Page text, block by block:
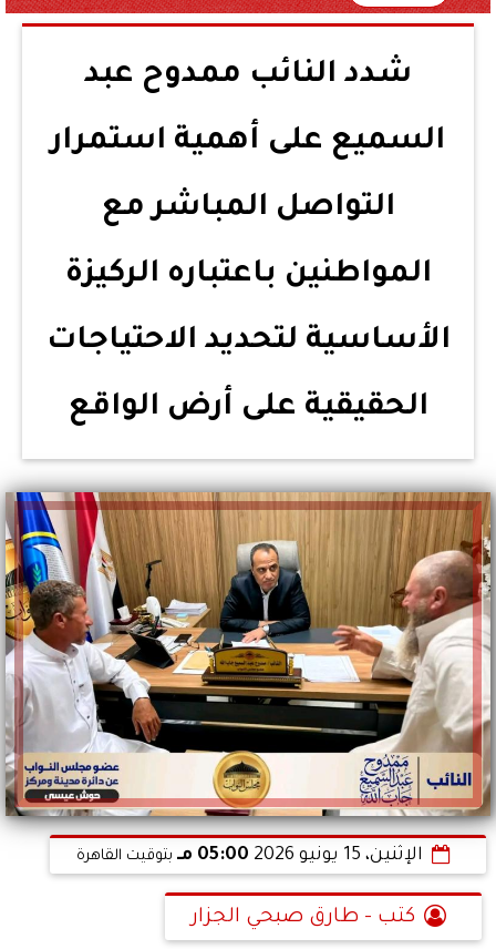
شدد النائب ممدوح عبد
السميع على أهمية استمرار
التواصل المباشر مع
المواطنين باعتباره الركيزة
الأساسية لتحديد الاحتياجات
الحقيقية على أرض الواقع
الإثنين، 15 يونيو 2026 05:00 مـ بتوقيت القاهرة
كتب - طارق صبحي الجزار